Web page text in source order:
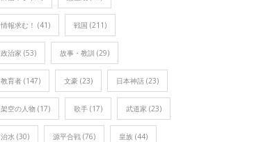
情報求む！ (41) 戦国 (211)
政治家 (53) 故事・教訓 (29)
教育者 (147) 文豪 (23) 日本神話 (23)
架空の人物 (17) 歌手 (17) 武道家 (23)
治水 (30) 源平合戦 (76) 皇族 (44)